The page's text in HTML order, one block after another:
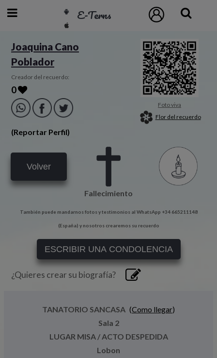
E-Terns
ENG
POR
Inicio
Eternos
Pedidos
Joaquina Cano
Poblador
Creador del recuerdo:
0
(Reportar Perfil)
Foto viva
Flor del recuerdo
Volver
Fallecimiento
También puede mandarnos fotos y testimonios al WhatsApp +34 665211148
(España) y nosotros crearemos su recuerdo
ESCRIBIR UNA CONDOLENCIA
¿Quieres crear su biografía?
TANATORIO SANCASA (Como llegar)
Sala 2
LUGAR MISA / ACTO DESPEDIDA
Lobon